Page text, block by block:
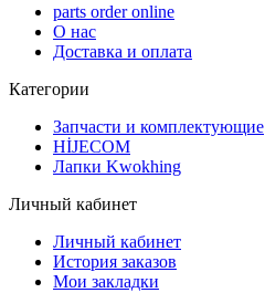
parts order onlinе
О нас
Доставка и оплата
Категории
Запчасти и комплектующие
HİJECOM
Лапки Kwokhing
Личный кабинет
Личный кабинет
История заказов
Мои закладки